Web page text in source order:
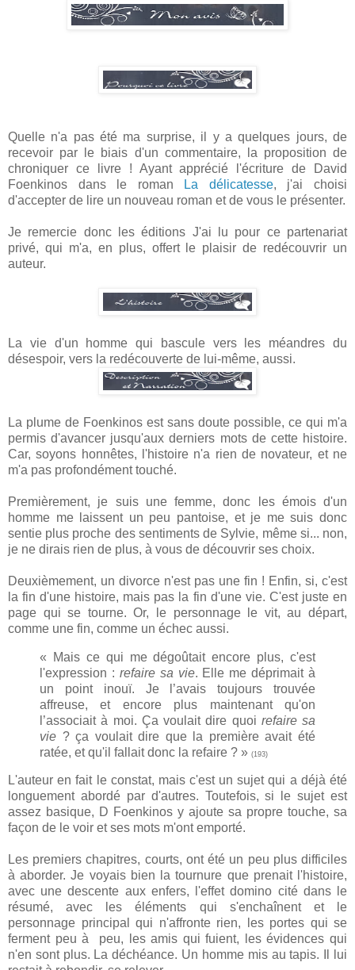
Quelle n'a pas été ma surprise, il y a quelques jours, de
recevoir par le biais d'un commentaire, la proposition de
chroniquer ce livre ! Ayant apprécié l'écriture de David
Foenkinos dans le roman
La délicatesse, j'ai choisi
d'accepter de lire un nouveau roman et de vous le présenter.
Je remercie donc les éditions J'ai lu pour ce partenariat
privé, qui m'a, en plus, offert le plaisir de redécouvrir un
auteur.
La vie d'un homme qui bascule vers les méandres du
désespoir, vers la redécouverte de lui-même, aussi.
La plume de Foenkinos est sans doute possible, ce qui m'a
permis d'avancer jusqu'aux derniers mots de cette histoire.
Car, soyons honnêtes, l'histoire n'a rien de novateur, et ne
m'a pas profondément touché.
Premièrement, je suis une femme, donc les émois d'un
homme me laissent un peu pantoise, et je me suis donc
sentie plus proche des sentiments de Sylvie, même si... non,
je ne dirais rien de plus, à vous de découvrir ses choix.
Deuxièmement, un divorce n'est pas une fin ! Enfin, si, c'est
la fin d'une histoire, mais pas la fin d'une vie. C'est juste en
page qui se tourne. Or, le personnage le vit, au départ,
comme une fin, comme un échec aussi.
« Mais ce qui me dégoûtait encore plus, c'est
l'expression : refaire sa vie. Elle me déprimait à
un point inouï. Je l’avais toujours trouvée
affreuse, et encore plus maintenant qu'on
l’associait à moi. Ça voulait dire quoi refaire sa
vie ? ça voulait dire que la première avait été
ratée, et qu'il fallait donc la refaire ? » (193)
L'auteur en fait le constat, mais c'est un sujet qui a déjà été
longuement abordé par d'autres. Toutefois, si le sujet est
assez basique, D Foenkinos y ajoute sa propre touche, sa
façon de le voir et ses mots m'ont emporté.
Les premiers chapitres, courts, ont été un peu plus difficiles
à aborder. Je voyais bien la tournure que prenait l'histoire,
avec une descente aux enfers, l'effet domino cité dans le
résumé, avec les éléments qui s'enchaînent et le
personnage principal qui n'affronte rien, les portes qui se
ferment peu à peu, les amis qui fuient, les évidences qui
n'en sont plus. La déchéance. Un homme mis au tapis. Il lui